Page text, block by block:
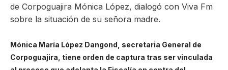
de Corpoguajira Mónica López, dialogó con Viva Fm
sobre la situación de su señora madre.
Mónica María López Dangond, secretaria General de
Corpoguajira, tiene orden de captura tras ser vinculada